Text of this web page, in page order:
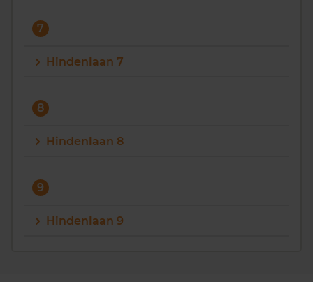
7
Hindenlaan 7
8
Hindenlaan 8
9
Hindenlaan 9